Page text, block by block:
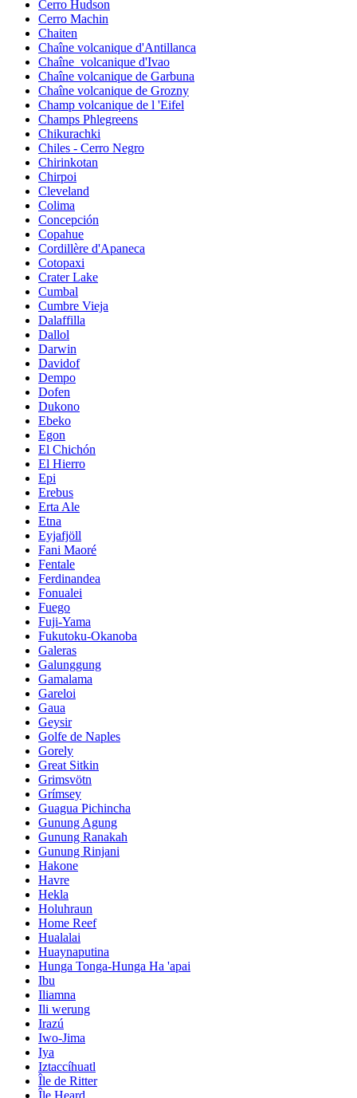
Cerro Hudson
Cerro Machin
Chaiten
Chaîne volcanique d'Antillanca
Chaîne_volcanique d'Ivao
Chaîne volcanique de Garbuna
Chaîne volcanique de Grozny
Champ volcanique de l 'Eifel
Champs Phlegreens
Chikurachki
Chiles - Cerro Negro
Chirinkotan
Chirpoi
Cleveland
Colima
Concepción
Copahue
Cordillère d'Apaneca
Cotopaxi
Crater Lake
Cumbal
Cumbre Vieja
Dalaffilla
Dallol
Darwin
Davidof
Dempo
Dofen
Dukono
Ebeko
Egon
El Chichón
El Hierro
Epi
Erebus
Erta Ale
Etna
Eyjafjöll
Fani Maoré
Fentale
Ferdinandea
Fonualei
Fuego
Fuji-Yama
Fukutoku-Okanoba
Galeras
Galunggung
Gamalama
Gareloi
Gaua
Geysir
Golfe de Naples
Gorely
Great Sitkin
Grimsvötn
Grímsey
Guagua Pichincha
Gunung Agung
Gunung Ranakah
Gunung Rinjani
Hakone
Havre
Hekla
Holuhraun
Home Reef
Hualalai
Huaynaputina
Hunga Tonga-Hunga Ha 'apai
Ibu
Iliamna
Ili werung
Irazú
Iwo-Jima
Iya
Iztaccíhuatl
Île de Ritter